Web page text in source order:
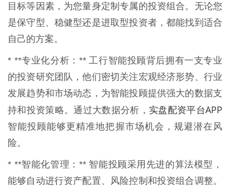
目标等因素，为您量身定制专属的投资组合。无论您
是保守型、稳健型还是进取型投资者，都能找到适合
自己的方案。
* **专业化分析：** 工行智能投顾背后拥有一支专业
的投资研究团队，他们密切关注宏观经济形势、行业
发展趋势和市场动态，为智能投顾提供强大的数据支
持和投资策略。通过大数据分析， 实盘配资平台APP
智能投顾能够更精准地把握市场机会，规避潜在风
险。
* **智能化管理：** 智能投顾采用先进的算法模型，
能够自动进行资产配置、风险控制和投资组合调整。